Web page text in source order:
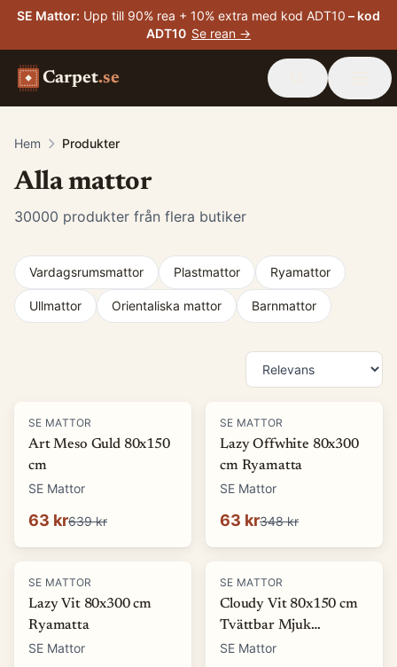
SE Mattor: Upp till 90% rea + 10% extra med kod ADT10 – kod
ADT10 Se rean →
Carpet.se
Hem Produkter
Alla mattor
30000 produkter från flera butiker
Vardagsrumsmattor Plastmattor Ryamattor
Ullmattor Orientaliska mattor Barnmattor
-90%
SE MATTOR
Art Meso Guld 80x150
cm
SE Mattor
63 kr639 kr
-82%
SE MATTOR
Lazy Offwhite 80x300
cm Ryamatta
SE Mattor
63 kr348 kr
-82%
SE MATTOR
Lazy Vit 80x300 cm
Ryamatta
SE Mattor
-68%
SE MATTOR
Cloudy Vit 80x150 cm
Tvättbar Mjuk
Ryamatta
SE Mattor